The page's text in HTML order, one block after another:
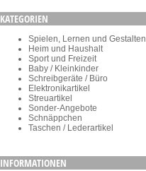
KATEGORIEN
Spielen, Lernen und Gestalten
Heim und Haushalt
Sport und Freizeit
Baby / Kleinkinder
Schreibgeräte / Büro
Elektronikartikel
Streuartikel
Sonder-Angebote
Schnäppchen
Taschen / Lederartikel
INFORMATIONEN